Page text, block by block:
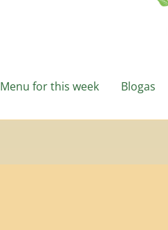
Menu for this week Blogas